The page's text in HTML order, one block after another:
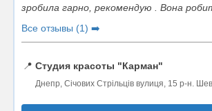
зробила гарно, рекомендую . Вона
Все отзывы (1) ➡️
📍 Студия красоты "Карман"
Днепр, Січових Стрільців вулиця, 15 р-н.